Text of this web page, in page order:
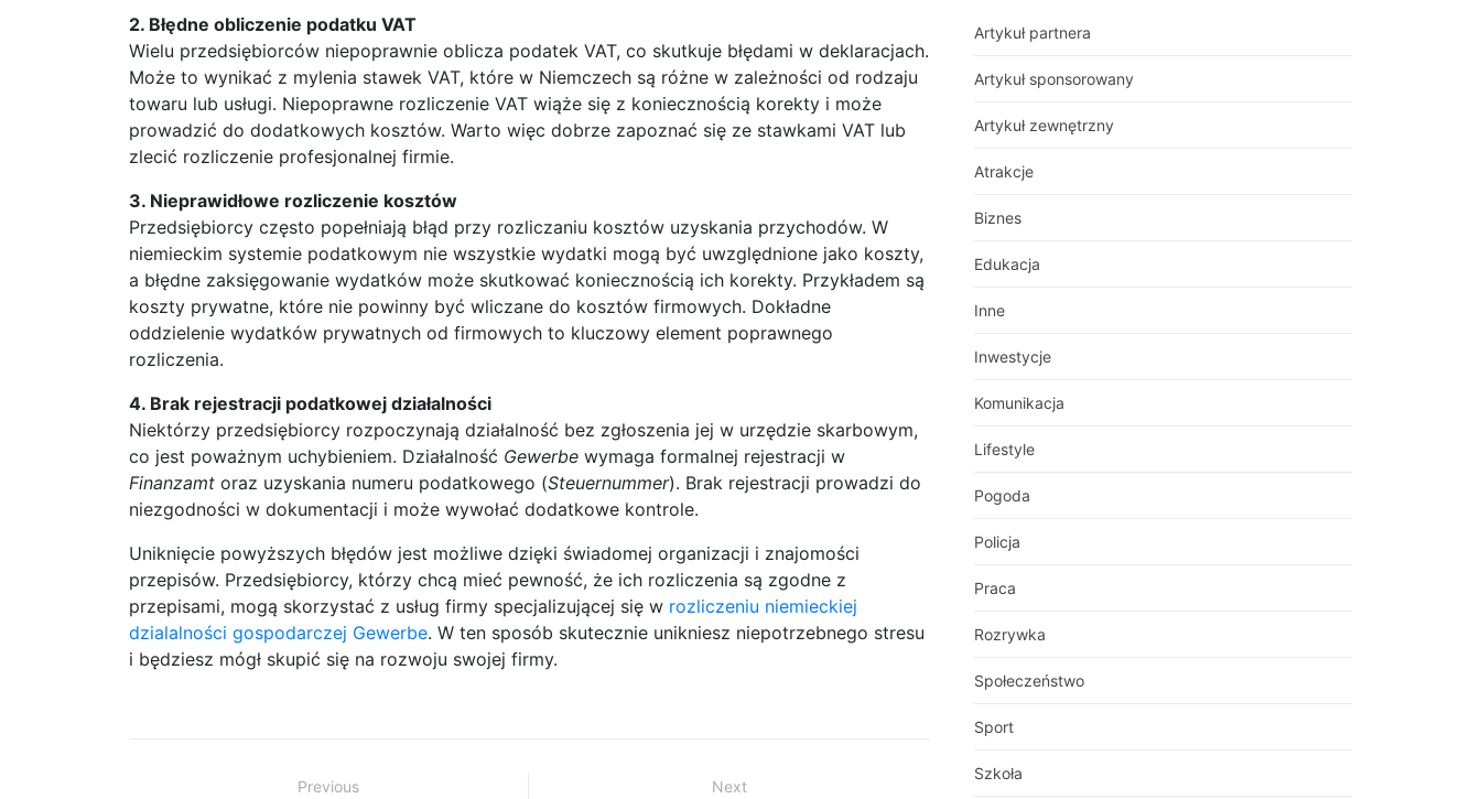
2. Błędne obliczenie podatku VAT
Wielu przedsiębiorców niepoprawnie oblicza podatek VAT, co skutkuje błędami w deklaracjach.
Może to wynikać z mylenia stawek VAT, które w Niemczech są różne w zależności od rodzaju
towaru lub usługi. Niepoprawne rozliczenie VAT wiąże się z koniecznością korekty i może
prowadzić do dodatkowych kosztów. Warto więc dobrze zapoznać się ze stawkami VAT lub
zlecić rozliczenie profesjonalnej firmie.
3. Nieprawidłowe rozliczenie kosztów
Przedsiębiorcy często popełniają błąd przy rozliczaniu kosztów uzyskania przychodów. W
niemieckim systemie podatkowym nie wszystkie wydatki mogą być uwzględnione jako koszty,
a błędne zaksięgowanie wydatków może skutkować koniecznością ich korekty. Przykładem są
koszty prywatne, które nie powinny być wliczane do kosztów firmowych. Dokładne
oddzielenie wydatków prywatnych od firmowych to kluczowy element poprawnego
rozliczenia.
4. Brak rejestracji podatkowej działalności
Niektórzy przedsiębiorcy rozpoczynają działalność bez zgłoszenia jej w urzędzie skarbowym,
co jest poważnym uchybieniem. Działalność Gewerbe wymaga formalnej rejestracji w
Finanzamt oraz uzyskania numeru podatkowego (Steuernummer). Brak rejestracji prowadzi do
niezgodności w dokumentacji i może wywołać dodatkowe kontrole.
Uniknięcie powyższych błędów jest możliwe dzięki świadomej organizacji i znajomości
przepisów. Przedsiębiorcy, którzy chcą mieć pewność, że ich rozliczenia są zgodne z
przepisami, mogą skorzystać z usług firmy specjalizującej się w rozliczeniu niemieckiej
dzialalności gospodarczej Gewerbe. W ten sposób skutecznie unikniesz niepotrzebnego stresu
i będziesz mógł skupić się na rozwoju swojej firmy.
Previous Next
Artykuł partnera
Artykuł sponsorowany
Artykuł zewnętrzny
Atrakcje
Biznes
Edukacja
Inne
Inwestycje
Komunikacja
Lifestyle
Pogoda
Policja
Praca
Rozrywka
Społeczeństwo
Sport
Szkoła